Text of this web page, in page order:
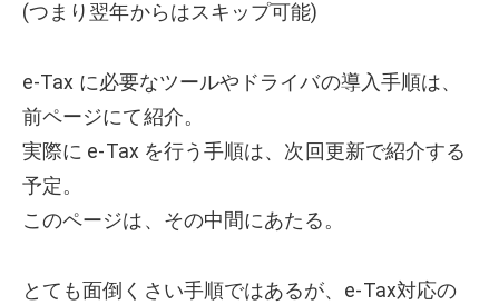
(つまり翌年からはスキップ可能)
e-Tax に必要なツールやドライバの導入手順は、
前ページにて紹介。
実際に e-Tax を行う手順は、次回更新で紹介する
予定。
このページは、その中間にあたる。
とても面倒くさい手順ではあるが、e-Tax対応の